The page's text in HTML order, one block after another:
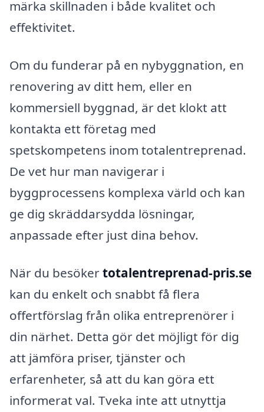
märka skillnaden i både kvalitet och
effektivitet.
Om du funderar på en nybyggnation, en
renovering av ditt hem, eller en
kommersiell byggnad, är det klokt att
kontakta ett företag med
spetskompetens inom totalentreprenad.
De vet hur man navigerar i
byggprocessens komplexa värld och kan
ge dig skräddarsydda lösningar,
anpassade efter just dina behov.
När du besökertotalentreprenad-pris.se
kan du enkelt och snabbt få flera
offertförslag från olika entreprenörer i
din närhet. Detta gör det möjligt för dig
att jämföra priser, tjänster och
erfarenheter, så att du kan göra ett
informerat val. Tveka inte att utnyttja